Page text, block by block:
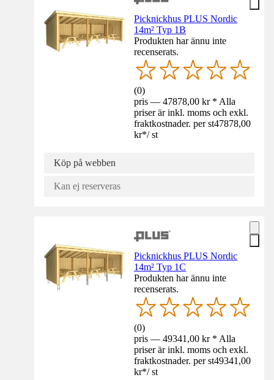
Picknickhus PLUS Nordic
14m² Typ 1B
Produkten har ännu inte
recenserats.
(0)
pris — 47878,00 kr * Alla
priser är inkl. moms och exkl.
fraktkostnader. per st47878,00
kr*/ st
Köp på webben
Kan ej reserveras
Picknickhus PLUS Nordic
14m² Typ 1C
Produkten har ännu inte
recenserats.
(0)
pris — 49341,00 kr * Alla
priser är inkl. moms och exkl.
fraktkostnader. per st49341,00
kr*/ st